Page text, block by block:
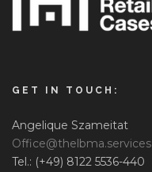
GET IN TOUCH:
Angelique Szameitat
Office@thelbma.services
Tel.: (+49) 8122 5536-440